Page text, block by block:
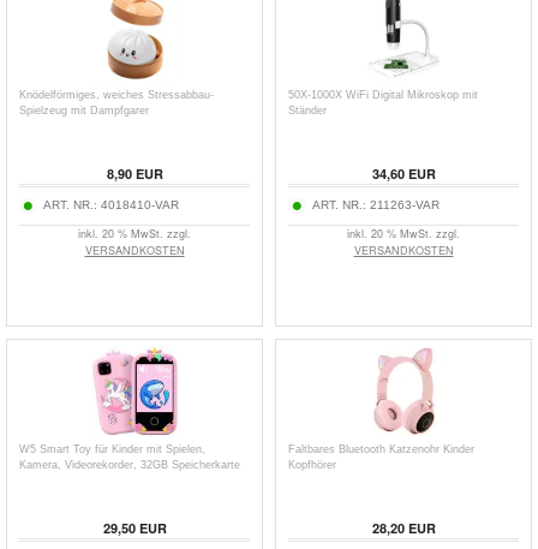
Knödelförmiges, weiches Stressabbau-
Spielzeug mit Dampfgarer
8,90EUR
ART. NR.: 4018410-VAR
inkl. 20 % MwSt. zzgl.
VERSANDKOSTEN
50X-1000X WiFi Digital Mikroskop mit
Ständer
34,60EUR
ART. NR.: 211263-VAR
inkl. 20 % MwSt. zzgl.
VERSANDKOSTEN
W5 Smart Toy für Kinder mit Spielen,
Kamera, Videorekorder, 32GB Speicherkarte
29,50EUR
Faltbares Bluetooth Katzenohr Kinder
Kopfhörer
28,20EUR